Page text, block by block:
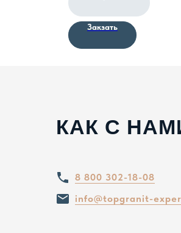
Закзать
КАК С
info@topgranit-
8 800 302-18-08